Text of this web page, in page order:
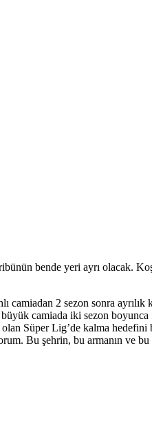
bende yeri ayrı olacak.
camiadan 2 sezon sonra ayrılık
camiada iki sezon
Süper Lig’de kalma hedefini
Bu şehrin, bu armanın ve